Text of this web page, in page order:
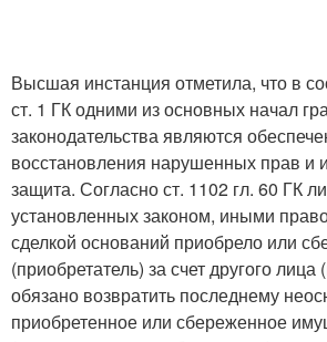
Высшая инстанция отметила, что в
ст. 1 ГК одними из основных начал
законодательства являются
восстановления нарушенных прав и
защита. Согласно ст. 1102 гл. 60 ГК
установленных законом, иными
сделкой оснований приобрело или
(приобретатель) за счет другого
обязано возвратить последнему
приобретенное или сбереженное